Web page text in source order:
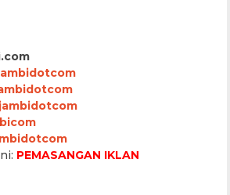
PEMASANGAN IKLAN